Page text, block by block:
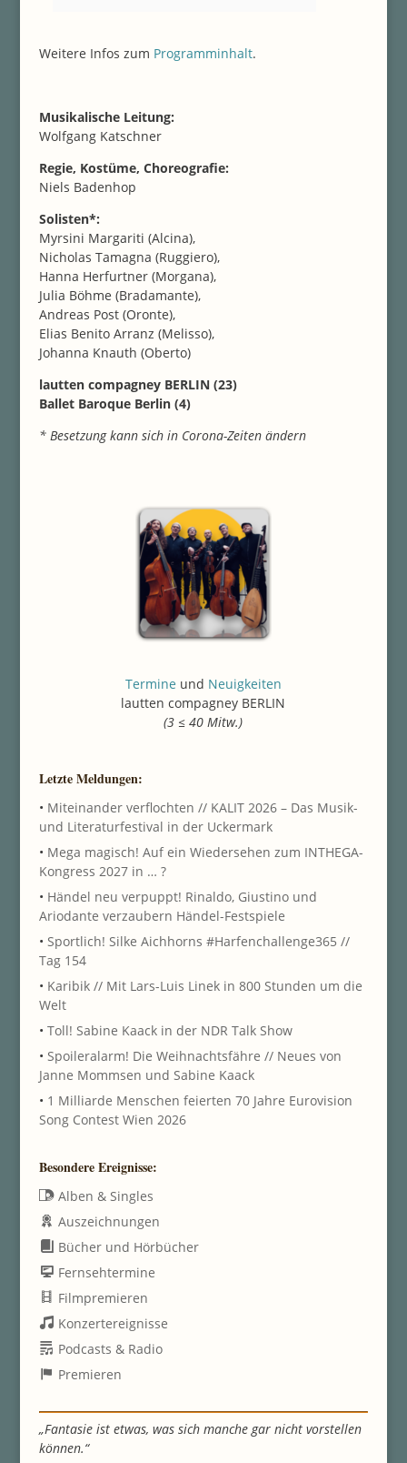
Weitere Infos zum Programminhalt.
Musikalische Leitung:
Wolfgang Katschner
Regie, Kostüme, Choreografie:
Niels Badenhop
Solisten*:
Myrsini Margariti (Alcina),
Nicholas Tamagna (Ruggiero),
Hanna Herfurtner (Morgana),
Julia Böhme (Bradamante),
Andreas Post (Oronte),
Elias Benito Arranz (Melisso),
Johanna Knauth (Oberto)
lautten compagney BERLIN (23)
Ballet Baroque Berlin (4)
* Besetzung kann sich in Corona-Zeiten ändern
Termine und Neuigkeiten
lautten compagney BERLIN
(3 ≤ 40 Mitw.)
Letzte Meldungen:
• Miteinander verflochten // KALIT 2026 – Das Musik-
und Literaturfestival in der Uckermark
• Mega magisch! Auf ein Wiedersehen zum INTHEGA-
Kongress 2027 in … ?
• Händel neu verpuppt! Rinaldo, Giustino und
Ariodante verzaubern Händel-Festspiele
• Sportlich! Silke Aichhorns #Harfenchallenge365 //
Tag 154
• Karibik // Mit Lars-Luis Linek in 800 Stunden um die
Welt
• Toll! Sabine Kaack in der NDR Talk Show
• Spoileralarm! Die Weihnachtsfähre // Neues von
Janne Mommsen und Sabine Kaack
• 1 Milliarde Menschen feierten 70 Jahre Eurovision
Song Contest Wien 2026
Besondere Ereignisse:
Alben & Singles
Auszeichnungen
Bücher und Hörbücher
Fernsehtermine
Filmpremieren
Konzertereignisse
Podcasts & Radio
Premieren
„Fantasie ist etwas, was sich manche gar nicht vorstellen
können.“